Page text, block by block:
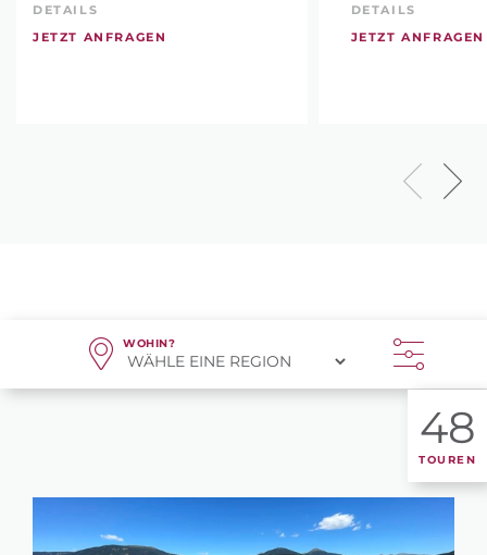
DETAILS
JETZT ANFRAGEN
DETAILS
JETZT ANFRAGEN
WOHIN?
48
TOUREN